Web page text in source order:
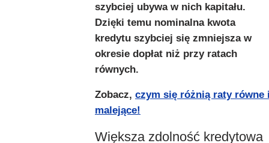
szybciej ubywa w nich kapitału.
Dzięki temu nominalna kwota
kredytu szybciej się zmniejsza w
okresie dopłat niż przy ratach
równych.
Zobacz, czym się różnią raty równe
malejące!
Większa zdolność kredytowa